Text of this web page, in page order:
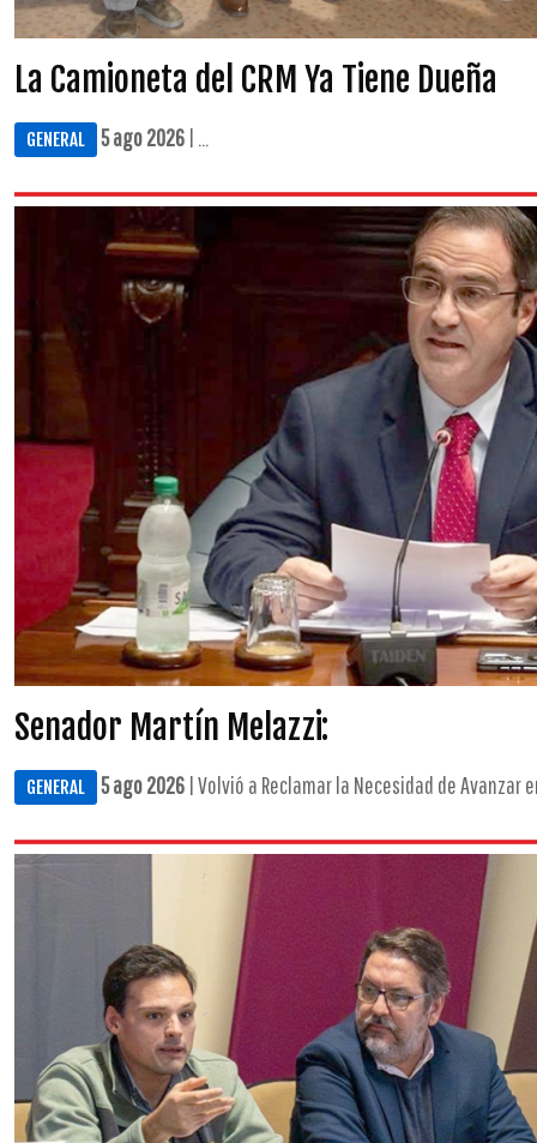
La Camioneta del CRM Ya Tiene Dueña
GENERAL 5 ago 2026 | ...
Senador Martín Melazzi:
GENERAL 5 ago 2026 | Volvió a Reclamar la Necesidad de Avanzar